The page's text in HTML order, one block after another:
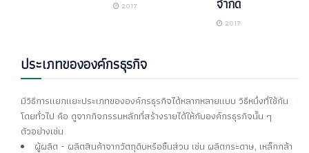
2017
2017
ประเภทขององค์กรธุรกิจ
มีวิธีการแยกแยะประเภทขององค์กรธุรกิจได้หลากหลายแบบ วิธีหนึ่งที่ใช้กัน
โดยทั่วไป คือ ดูจากกิจกรรมหลักที่สร้างรายได้ให้กับองค์กรธุรกิจนั้น ๆ
ตัวอย่างเช่น
ผู้ผลิต - ผลิตสินค้าจากวัตถุดิบหรือชิ้นส่วน เช่น ผลิตกระดาษ, เหล็กกล้า